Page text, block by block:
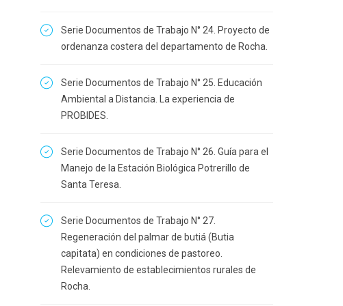
Serie Documentos de Trabajo N° 24. Proyecto de
ordenanza costera del departamento de Rocha.
Serie Documentos de Trabajo N° 25. Educación
Ambiental a Distancia. La experiencia de
PROBIDES.
Serie Documentos de Trabajo N° 26. Guía para el
Manejo de la Estación Biológica Potrerillo de
Santa Teresa.
Serie Documentos de Trabajo N° 27.
Regeneración del palmar de butiá (Butia
capitata) en condiciones de pastoreo.
Relevamiento de establecimientos rurales de
Rocha.